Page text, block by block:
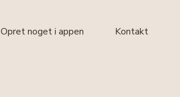
Opret noget i appen Kontakt